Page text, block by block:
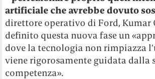
artificiale che avrebbe dovuto
direttore operativo di Ford, Kumar
definito questa nuova fase un
dove la tecnologia non rimpiazza
viene rigorosamente guidata dalla
competenza».